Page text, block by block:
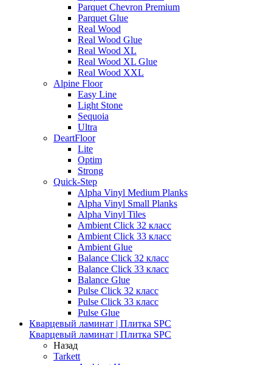
Parquet Chevron Premium
Parquet Glue
Real Wood
Real Wood Glue
Real Wood XL
Real Wood XL Glue
Real Wood XXL
Alpine Floor
Easy Line
Light Stone
Sequoia
Ultra
DeartFloor
Lite
Optim
Strong
Quick-Step
Alpha Vinyl Medium Planks
Alpha Vinyl Small Planks
Alpha Vinyl Tiles
Ambient Click 32 класс
Ambient Click 33 класс
Ambient Glue
Balance Click 32 класс
Balance Click 33 класс
Balance Glue
Pulse Click 32 класс
Pulse Click 33 класс
Pulse Glue
Кварцевый ламинат | Плитка SPC
Кварцевый ламинат | Плитка SPC
Назад
Tarkett